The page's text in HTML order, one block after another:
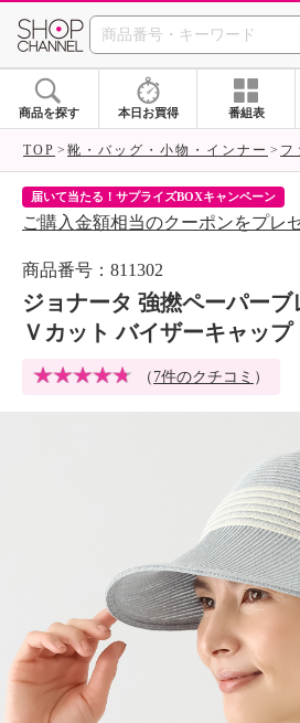
SHOP
商品を探す 本日お買得 番組表
TOP 靴・バッグ・小物・インナー フ
届いて当たる！サプライズBOXキャンペーン
ご購入金額相当のクーポンをプレ
商品番号：811302
ジョナータ 強撚ペーパー
Ｖカット バイザーキャップ
（ 7件のクチコミ ）